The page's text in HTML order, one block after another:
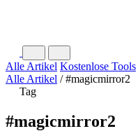
Alle Artikel Kostenlose Tools
Alle Artikel / #magicmirror2
Tag
#magicmirror2